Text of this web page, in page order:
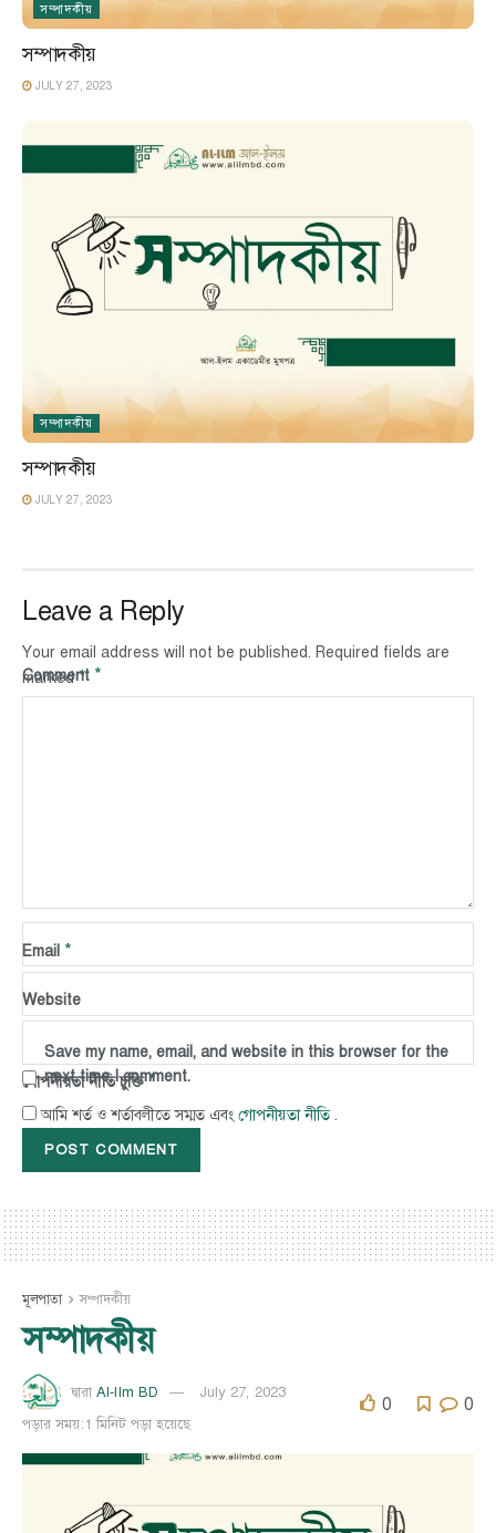
সম্পাদকীয়
সম্পাদকীয়
JULY 27, 2023
সম্পাদকীয়
সম্পাদকীয়
JULY 27, 2023
Leave a Reply
Your email address will not be published. Required fields are
marked*
Comment *
Email *
Website
Save my name, email, and website in this browser for the
next time I comment.
গোপনীয়তা নীতি চুক্তি*
আমি শর্ত ও শর্তাবলীতে সম্মত এবং গোপনীয়তা নীতি .
মূলপাতা সম্পাদকীয়
সম্পাদকীয়
দ্বারা Al-Ilm BD July 27, 2023
পড়ার সময়:1 মিনিট পড়া হয়েছে
0 0